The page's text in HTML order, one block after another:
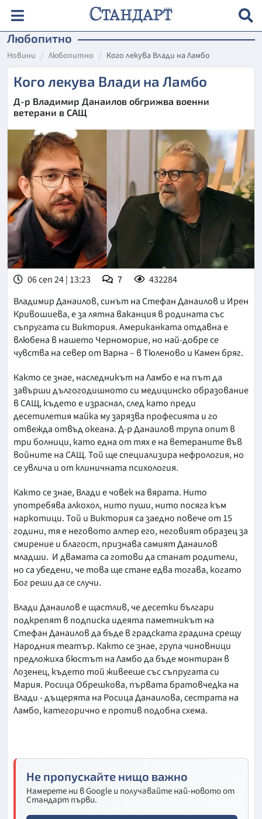
Любопитно
Новини Любопитно Кого лекува Влади на Ламбо
Кого лекува Влади на Ламбо
Д-р Владимир Данаилов обгрижва военни
ветерани в САЩ
06 сеп 24 | 13:23 7
432284
Владимир Данаилов, синът на Стефан Данаилов и Ирен
Кривошиева, е за лятна ваканция в родината със
съпругата си Виктория. Американката отдавна е
влюбена в нашето Черноморие, но най-добре се
чувства на север от Варна – в Тюленово и Камен бряг.
Както се знае, наследникът на Ламбо е на път да
завърши дългогодишното си медицинско образование
в САЩ, където е израснал, след като преди
десетилетия майка му зарязва професията и го
отвежда отвъд океана. Д-р Данаилов трупа опит в
три болници, като една от тях е на ветераните във
войните на САЩ. Той ще специализира нефрология, но
се увлича и от клиничната психология.
Както се знае, Влади е човек на вярата. Нито
употребява алкохол, нито пуши, нито посяга към
наркотици. Той и Виктория са заедно повече от 15
години, тя е неговото алтер его, неговият образец за
смирение и благост, признава самият Данаилов
младши. И двамата са готови да станат родители,
но са убедени, че това ще стане едва тогава, когато
Бог реши да се случи.
Влади Данаилов е щастлив, че десетки българи
подкрепят в подписка идеята паметникът на
Стефан Данаилов да бъде в градската градина срещу
Народния театър. Както се знае, група чиновници
предложиха бюстът на Ламбо да бъде монтиран в
Лозенец, където той живееше със съпругата си
Мария. Росица Обрешкова, първата братовчедка на
Влади - дъщерята на Росица Данаилова, сестрата на
Ламбо, категорично е против подобна схема.
Не пропускайте нищо важно
Намерете ни в Google и получавайте най-новото от
Стандарт първи.